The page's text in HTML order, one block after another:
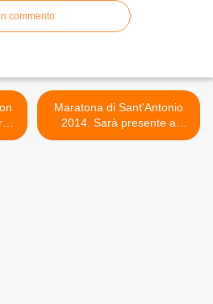
commento
Maratona di Sant'Antonio
2014. Sarà presente a
Venezia dal 24 al 27